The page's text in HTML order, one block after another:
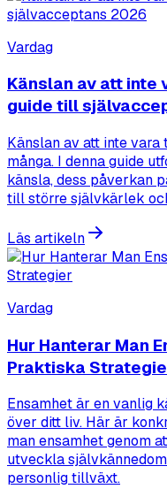
Vardag
Känslan av att inte
guide till
Känslan av att inte
många. I denna guide
känsla, dess påverkan
till större självkärlek
Läs artikeln
Vardag
Hur Hanterar Man
Praktiska
Ensamhet är en vanlig
över ditt liv. Här är
man ensamhet genom
utveckla
personlig tillväxt.